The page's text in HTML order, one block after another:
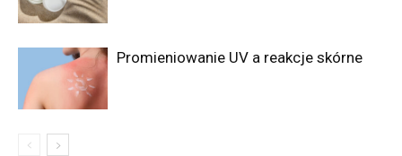
Promieniowanie UV a reakcje skórne